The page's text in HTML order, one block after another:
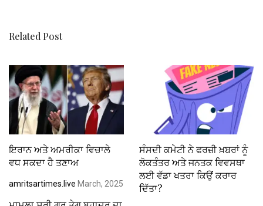
Related Post
ਇਰਾਨ ਅਤੇ ਅਮਰੀਕਾ ਵਿਚਾਲੇ
ਵਧ ਸਕਦਾ ਹੈ ਤਣਾਅ
amritsartimes.live March, 2025
ਸੰਸਦੀ ਕਮੇਟੀ ਨੇ ਫਰਜ਼ੀ ਖ਼ਬਰਾਂ ਨੂੰ
ਲੋਕਤੰਤਰ ਅਤੇ ਜਨਤਕ ਵਿਵਸਥਾ
ਲਈ ਵੱਡਾ ਖਤਰਾ ਕਿਉਂ ਕਰਾਰ
ਦਿੱਤਾ?